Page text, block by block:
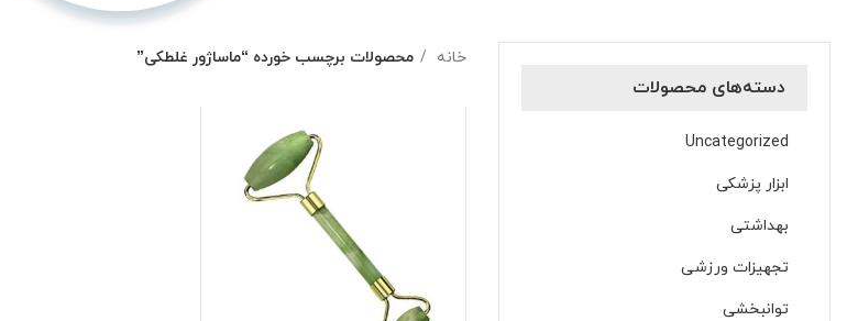
دسته‌های محصولات
Uncategorized
ابزار پزشکی
بهداشتی
تجهیزات ورزشی
توانبخشی
خانه محصولات برچسب خورده “ماساژور غلطکی”